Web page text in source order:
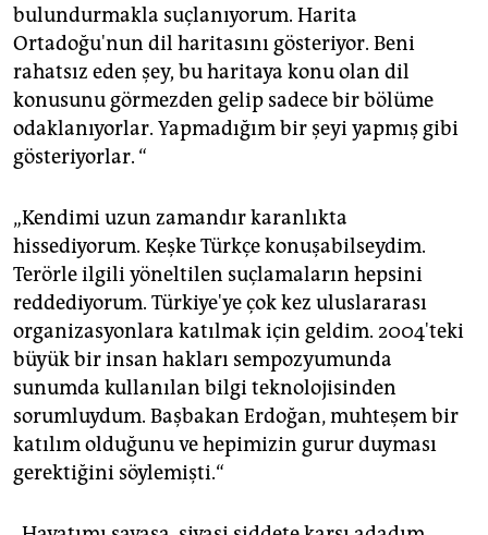
bulundurmakla suçlanıyorum. Harita
Ortadoğu'nun dil haritasını gösteriyor. Beni
rahatsız eden şey, bu haritaya konu olan dil
konusunu görmezden gelip sadece bir bölüme
odaklanıyorlar. Yapmadığım bir şeyi yapmış gibi
gösteriyorlar. “
„Kendimi uzun zamandır karanlıkta
hissediyorum. Keşke Türkçe konuşabilseydim.
Terörle ilgili yöneltilen suçlamaların hepsini
reddediyorum. Türkiye'ye çok kez uluslararası
organizasyonlara katılmak için geldim. 2004'teki
büyük bir insan hakları sempozyumunda
sunumda kullanılan bilgi teknolojisinden
sorumluydum. Başbakan Erdoğan‚ muhteşem bir
katılım olduğunu ve hepimizin gurur duyması
gerektiğini söylemişti.“